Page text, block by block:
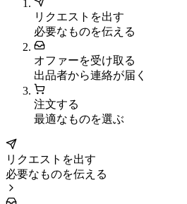
リクエストを出す
必要なものを伝える
オファーを受け取る
出品者から連絡が届く
注文する
最適なものを選ぶ
リクエストを出す
必要なものを伝える